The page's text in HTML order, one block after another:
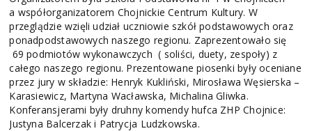
a współorganizatorem Chojnickie Centrum Kultury. W
przeglądzie wzięli udział uczniowie szkół podstawowych oraz
ponadpodstawowych naszego regionu. Zaprezentowało się
69 podmiotów wykonawczych ( soliści, duety, zespoły) z
całego naszego regionu. Prezentowane piosenki były oceniane
przez jury w składzie: Henryk Kukliński, Mirosława Węsierska –
Karasiewicz, Martyna Wacławska, Michalina Gliwka.
Konferansjerami były druhny komendy hufca ZHP Chojnice:
Justyna Balcerzak i Patrycja Ludzkowska.